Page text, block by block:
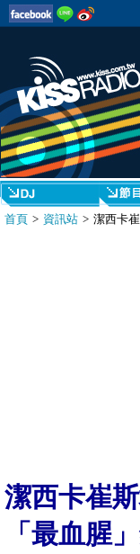
首頁 > 資訊站 > 潔西卡
潔西卡崔
「最血腥